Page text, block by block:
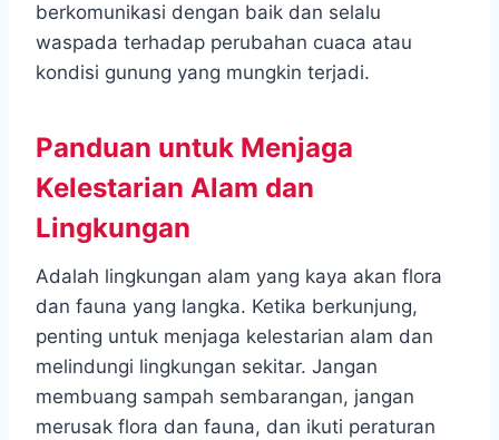
berkomunikasi dengan baik dan selalu
waspada terhadap perubahan cuaca atau
kondisi gunung yang mungkin terjadi.
Panduan untuk Menjaga
Kelestarian Alam dan
Lingkungan
Adalah lingkungan alam yang kaya akan flora
dan fauna yang langka. Ketika berkunjung,
penting untuk menjaga kelestarian alam dan
melindungi lingkungan sekitar. Jangan
membuang sampah sembarangan, jangan
merusak flora dan fauna, dan ikuti peraturan